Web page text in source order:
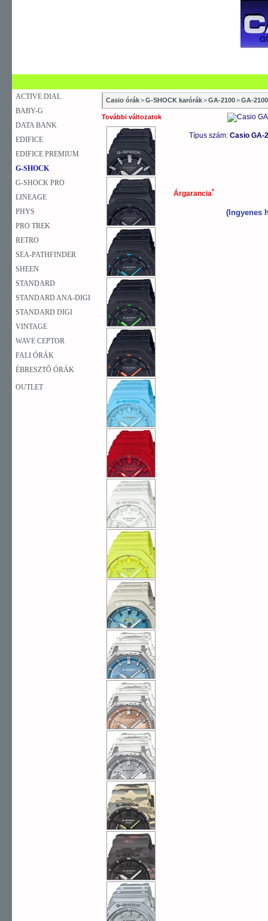
ACTIVE DIAL
BABY-G
DATA BANK
EDIFICE
EDIFICE PREMIUM
G-SHOCK
G-SHOCK PRO
LINEAGE
PHYS
PRO TREK
RETRO
SEA-PATHFINDER
SHEEN
STANDARD
STANDARD ANA-DIGI
STANDARD DIGI
VINTAGE
WAVE CEPTOR
FALI ÓRÁK
ÉBRESZTŐ ÓRÁK
OUTLET
Casio órák>G-SHOCK karórák>GA-2100>GA-
További változatok
Típus szám: Casio GA-
Árgarancia*
(Ingyenes